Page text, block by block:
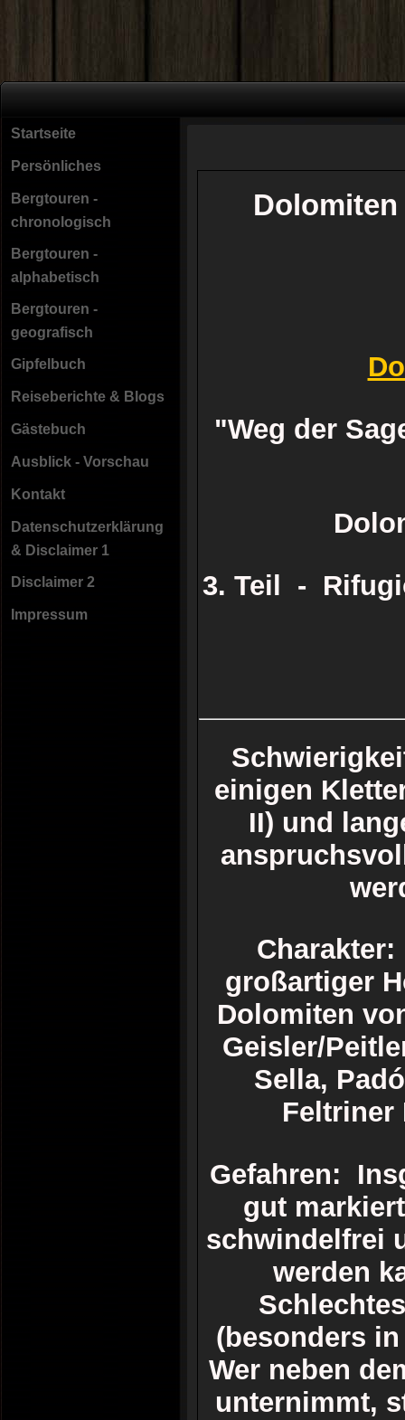
Startseite
Persönliches
Bergtouren -
chronologisch
Bergtouren -
alphabetisch
Bergtouren -
geografisch
Gipfelbuch
Reiseberichte & Blogs
Gästebuch
Ausblick - Vorschau
Kontakt
Datenschutzerklärung
& Disclaimer 1
Disclaimer 2
Impressum
"Weg der
3. Teil -
einigen
II) und
großartiger
Dolomiten
Geisler/
Sella,
Feltriner
Gefahren:
gut
schwindelfrei
werden
(besonders
Wer neben
unternimmt,